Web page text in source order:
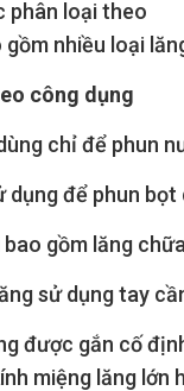
phân loại theo
nhiều loại
công dụng
chỉ để phun
dụng để phun
gồm lăng
sử dụng tay
được gắn cố
miệng lăng